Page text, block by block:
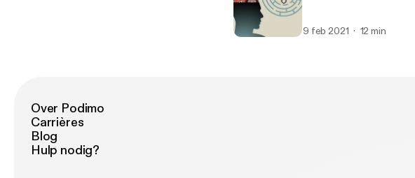
9 feb 2021 12 min
Over Podimo
Carrières
Blog
Hulp nodig?